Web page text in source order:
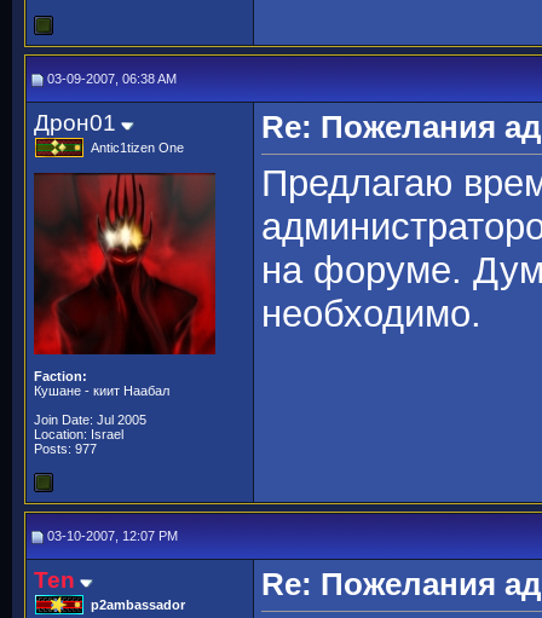
03-09-2007, 06:38 AM
Дрон01
Antic1tizen One
Faction:
Кушане - киит Наабал
Join Date: Jul 2005
Location: Israel
Posts: 977
Re: Пожелания
Предлагаю
на форуме.
необходимо.
03-10-2007, 12:07 PM
Ten
p2ambassador
Re: Пожелания